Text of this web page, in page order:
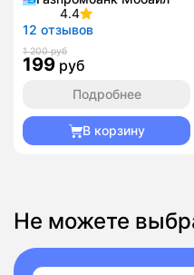
4.4
12 отзывов
1 200 руб
199 руб
Подробнее
В корзину
Не можете